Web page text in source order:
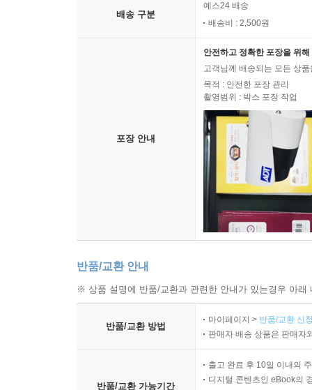
배송 구분
예스24 배송
배송비 : 2,500원
포장 안내
안전하고 정확한 포장을 위
고객님께 배송되는 모든 상
목적 : 안전한 포장 관리
촬영범위 : 박스 포장 작업
반품/교환 안내
※ 상품 설명에 반품/교환과 관련한 안내가 있는경우 아
반품/교환 방법
마이페이지 > 반품/교환 신
판매자 배송 상품은 판매자
반품/교환 가능기간
출고 완료 후 10일 이내의
디지털 콘텐츠인 eBook의